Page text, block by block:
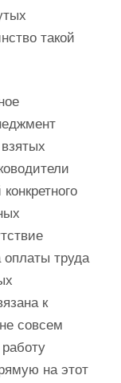
такой
оплаты труда
к
совсем
на этот